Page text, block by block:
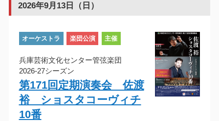
2026年9月13日（日）
オーケストラ 楽団公演 主催
兵庫芸術文化センター管弦楽団
2026-27シーズン
第171回定期演奏会 佐渡
裕 ショスタコーヴィチ
10番